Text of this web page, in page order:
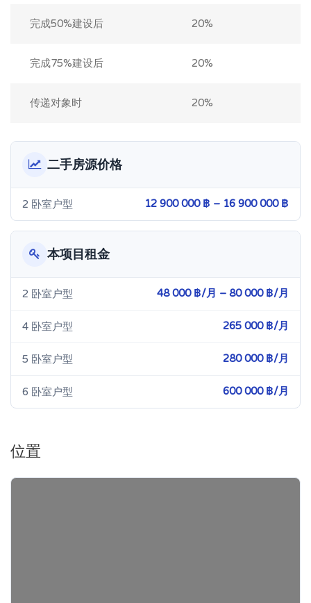
完成50%建设后 20%
完成75%建设后 20%
传递对象时 20%
二手房源价格
2 卧室户型 12 900 000 ฿ – 16 900 000 ฿
本项目租金
2 卧室户型 48 000 ฿/月 – 80 000 ฿/月
4 卧室户型 265 000 ฿/月
5 卧室户型 280 000 ฿/月
6 卧室户型 600 000 ฿/月
位置